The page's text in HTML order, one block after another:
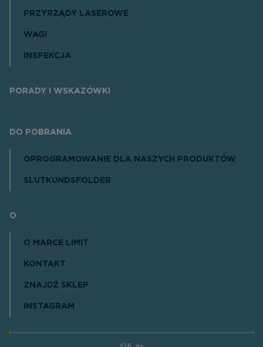
PRZYRZĄDY LASEROWE
WAGI
INSPEKCJA
PORADY I WSKAZÓWKI
DO POBRANIA
OPROGRAMOWANIE DLA NASZYCH PRODUKTÓW
SLUTKUNDSFOLDER
O
O MARCE LIMIT
KONTAKT
ZNAJDŹ SKLEP
INSTAGRAM